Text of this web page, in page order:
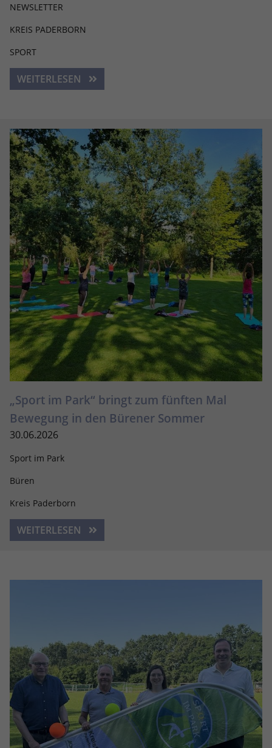
NEWSLETTER
KREIS PADERBORN
SPORT
WEITERLESEN
„Sport im Park“ bringt zum fünften Mal
Bewegung in den Bürener Sommer
30.06.2026
Sport im Park
Büren
Kreis Paderborn
WEITERLESEN